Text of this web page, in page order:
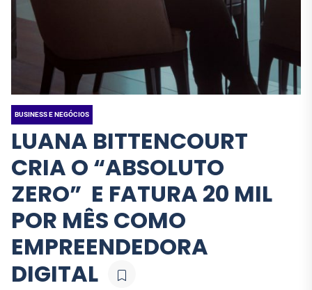
BUSINESS E NEGÓCIOS
LUANA BITTENCOURT
CRIA O “ABSOLUTO
ZERO” E FATURA 20 MIL
POR MÊS COMO
EMPREENDEDORA
DIGITAL
contam tudo
o “Intenso”
NOVA IGUAÇU
Cultural que Une o
Janeiro
JORNAL NOVA IGUAÇU